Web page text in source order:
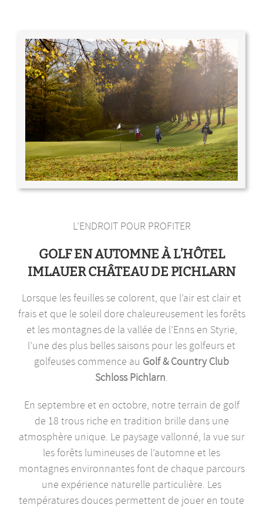
L’ENDROIT POUR PROFITER
GOLF EN AUTOMNE À L’HÔTEL
IMLAUER CHÂTEAU DE PICHLARN
Lorsque les feuilles se colorent, que l’air est clair et
frais et que le soleil dore chaleureusement les forêts
et les montagnes de la vallée de l’Enns en Styrie,
l’une des plus belles saisons pour les golfeurs et
golfeuses commence au Golf & Country Club
Schloss Pichlarn.
En septembre et en octobre, notre terrain de golf
de 18 trous riche en tradition brille dans une
atmosphère unique. Le paysage vallonné, la vue sur
les forêts lumineuses de l’automne et les
montagnes environnantes font de chaque parcours
une expérience naturelle particulière. Les
températures douces permettent de jouer en toute